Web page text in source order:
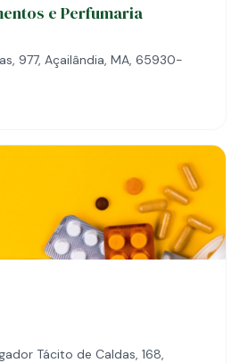
e Perfumaria
977, Açailândia, MA, 65930-
Tácito de Caldas, 168,